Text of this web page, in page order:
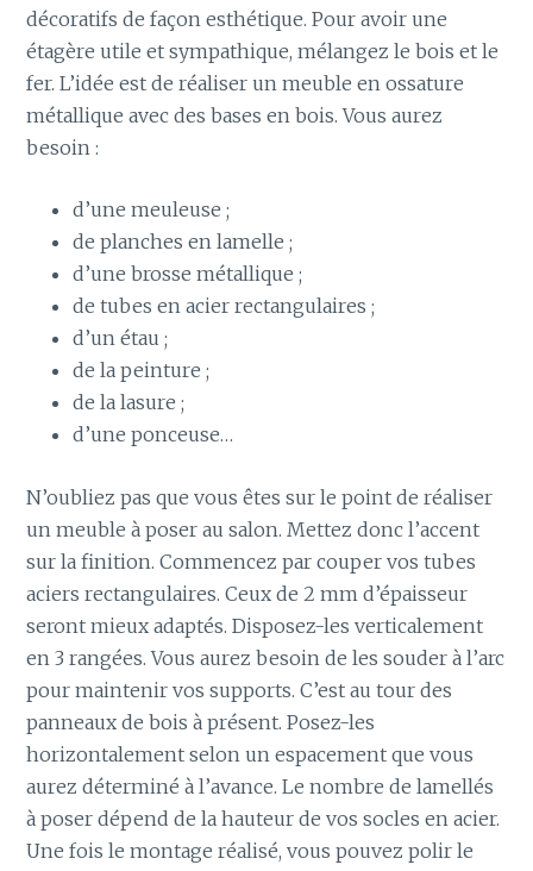
décoratifs de façon esthétique. Pour avoir une
étagère utile et sympathique, mélangez le bois et le
fer. L’idée est de réaliser un meuble en ossature
métallique avec des bases en bois. Vous aurez
besoin :
d’une meuleuse ;
de planches en lamelle ;
d’une brosse métallique ;
de tubes en acier rectangulaires ;
d’un étau ;
de la peinture ;
de la lasure ;
d’une ponceuse…
N’oubliez pas que vous êtes sur le point de réaliser
un meuble à poser au salon. Mettez donc l’accent
sur la finition. Commencez par couper vos tubes
aciers rectangulaires. Ceux de 2 mm d’épaisseur
seront mieux adaptés. Disposez-les verticalement
en 3 rangées. Vous aurez besoin de les souder à l’arc
pour maintenir vos supports. C’est au tour des
panneaux de bois à présent. Posez-les
horizontalement selon un espacement que vous
aurez déterminé à l’avance. Le nombre de lamellés
à poser dépend de la hauteur de vos socles en acier.
Une fois le montage réalisé, vous pouvez polir le